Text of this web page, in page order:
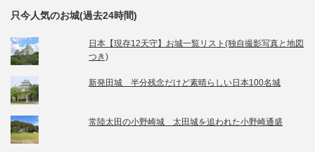
只今人気のお城(過去24時間)
日本【現存12天守】お城一覧リスト(独自撮影写真と地図
つき)
新発田城 半分残念だけど素晴らしい日本100名城
常陸太田の小野崎城 太田城を追われた小野崎通盛